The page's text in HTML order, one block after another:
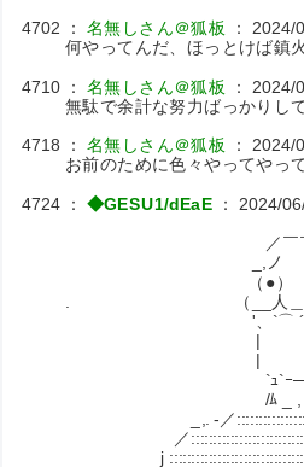
4702 ：名無しさん＠狐板 ： 2024/
何やってんだ、ほっとけば鎮
4710 ：名無しさん＠狐板 ： 2024/
無駄で余計な努力ばっかりし
4718 ：名無しさん＠狐板 ： 2024/
お前のために色々やってやっ
4724 ：◆GESU1/dEaE ： 2024/
／￣￣ ＼,-
_,ノ ヽ､__
（●）（ｰ-/ ´／
. （__人＿,{ /
'、`⌒ ´V __
| 〈´／
| ﾔ
`ｭ`ｰ─ｰ
/ﾑ _ , ｰ '
_,. -／
／
j